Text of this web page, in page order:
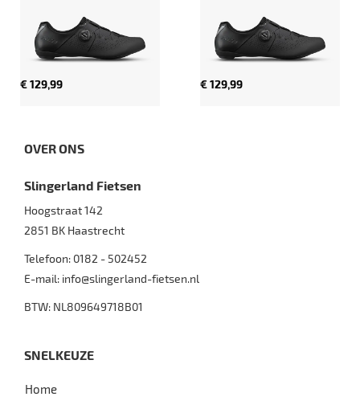
€ 129,99 € 129,99
OVER ONS
Slingerland Fietsen
Hoogstraat 142
2851 BK Haastrecht
Telefoon: 0182 - 502452
E-mail: info@slingerland-fietsen.nl
BTW: NL809649718B01
SNELKEUZE
Home